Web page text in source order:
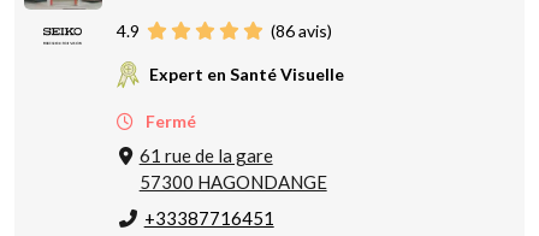
4.9 (86avis)
Expert en Santé Visuelle
Fermé
61 rue de la gare
57300 HAGONDANGE
+33387716451